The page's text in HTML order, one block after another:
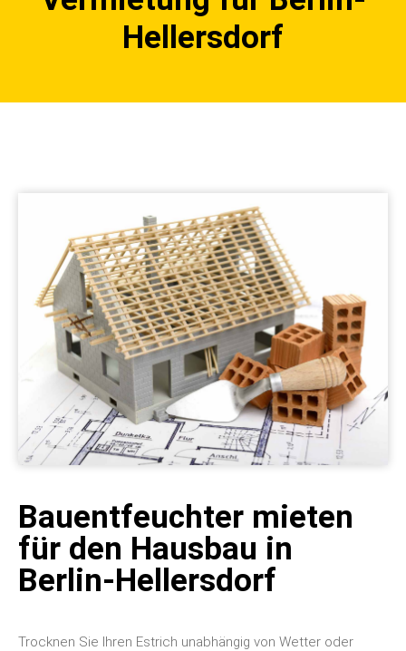
Hellersdorf
Bauentfeuchter mieten
für den Hausbau in
Berlin-Hellersdorf
Trocknen Sie Ihren Estrich unabhängig von Wetter oder